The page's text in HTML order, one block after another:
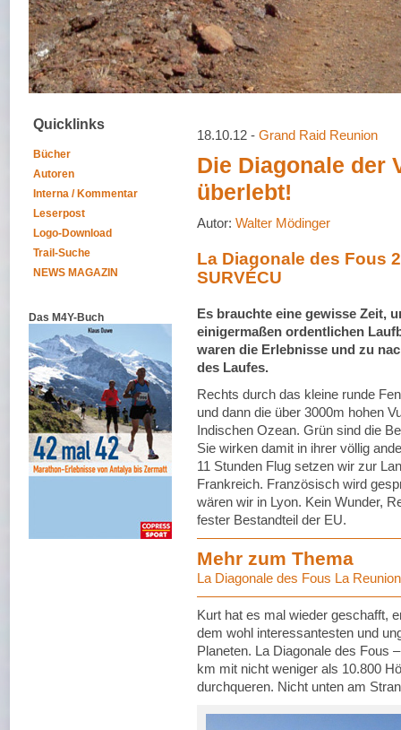
Quicklinks
Bücher
Autoren
Interna / Kommentar
Leserpost
Logo-Download
Trail-Suche
NEWS MAGAZIN
Das M4Y-Buch
18.10.12 - Grand Raid Reunion
Die Diagonale der
überlebt!
Autor: Walter Mödinger
La Diagonale des Fous
SURVÉCU
Es brauchte eine gewisse Zeit,
einigermaßen ordentlichen
waren die Erlebnisse und zu
des Laufes.
Rechts durch das kleine runde
und dann die über 3000m hohen
Indischen Ozean. Grün sind die
Sie wirken damit in ihrer völlig
11 Stunden Flug setzen wir zur
Frankreich. Französisch wird
wären wir in Lyon. Kein Wunder,
fester Bestandteil der EU.
Mehr zum Thema
La Diagonale des Fous La Reunion
Kurt hat es mal wieder geschafft,
dem wohl interessantesten und
Planeten. La Diagonale des Fous
km mit nicht weniger als 10.800
durchqueren. Nicht unten am